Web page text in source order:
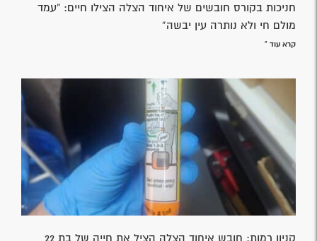
חניכות בקורס חובשים של איחוד הצלה הצילו חיים: “עמד
מולם חי ולא נותרה עין יבשה”
קרא עוד »